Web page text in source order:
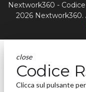
Nextwork360 -
2026 Nextwork360.
close
Codice
Clicca sul pulsante